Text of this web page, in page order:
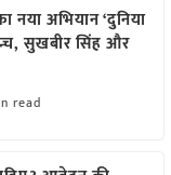
नया अभियान ‘दुनिया
सुखबीर सिंह और
read